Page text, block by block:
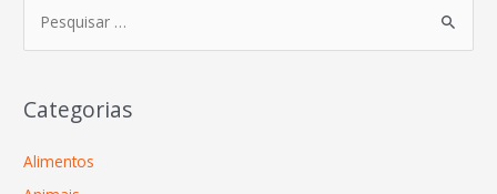
Categorias
Alimentos